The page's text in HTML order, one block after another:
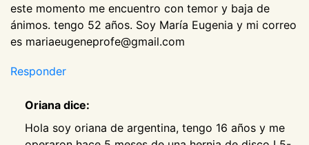
este momento me encuentro con temor y baja de
ánimos. tengo 52 años. Soy María Eugenia y mi correo
es mariaeugeneprofe@gmail.com
Responder
Oriana dice:
Hola soy oriana de argentina, tengo 16 años y me